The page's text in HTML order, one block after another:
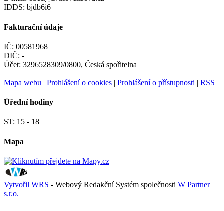
IDDS: bjdb6i6
Fakturační údaje
IČ: 00581968
DIČ: -
Účet: 3296528309/0800, Česká spořitelna
Mapa webu | Prohlášení o cookies | Prohlášení o přístupnosti | RSS
Úřední hodiny
ST: 15 - 18
Mapa
Vytvořil WRS - Webový Redakční Systém společnosti W Partner
s.r.o.